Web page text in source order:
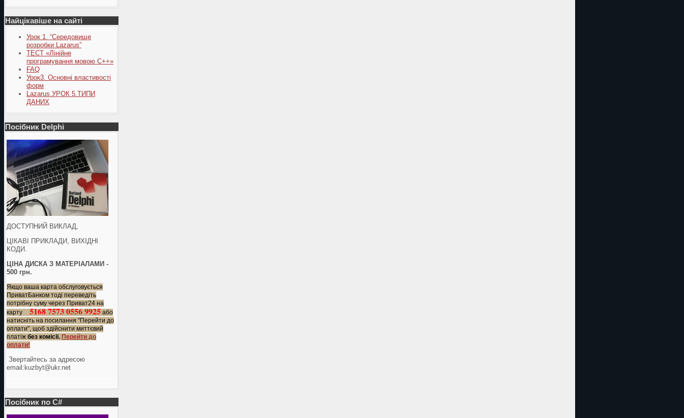
Найцікавіше на сайті
Урок 1. “Середовище
розробки Lazarus”
ТЕСТ «Лінійне
програмування мовою С++»
FAQ
Урок3. Основні властивості
форм
Lazarus.УРОК 5.ТИПИ
ДАНИХ
Посібник Delphi
ДОСТУПНИЙ ВИКЛАД,
ЦІКАВІ ПРИКЛАДИ, ВИХІДНІ
КОДИ.
ЦІНА ДИСКА З МАТЕРІАЛАМИ -
500 грн.
Якщо ваша карта обслуговується
ПриватБанком тоді переведіть
потрібну суму через Приват24 на
карту 5168 7573 0556 9925 або
натисніть на посилання "Перейти до
оплати", щоб здійснити миттєвий
платіж без комісії. Перейти до
оплати!
Звертайтесь за адресою
еmail:kuzbyt@ukr.net
Посібник по C#